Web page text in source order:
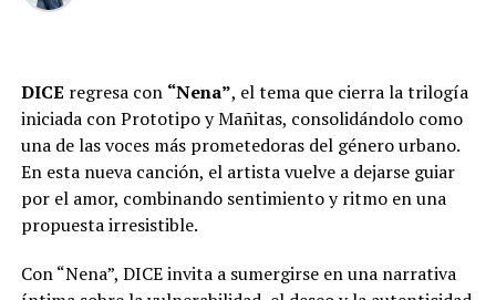
A diferencia de la película de 2023 “The Eras Tour” de
película debut de álbum que termina en primer lugar en
la taquilla nacional y es la película de debut de álbum
más taquillera, según AMC.
“Taylor Swift simplemente se da cuenta de lo
importante que es una sala de cine como referente
que ir a uno de sus conciertos”, dijo Paul Dergarabedian,
DICE regresa con “Nena”, el tema que cierra la trilogía
iniciada con Prototipo y Mañitas, consolidándolo como
una de las voces más prometedoras del género urbano.
En esta nueva canción, el artista vuelve a dejarse guiar
por el amor, combinando sentimiento y ritmo en una
propuesta irresistible.
Con “Nena”, DICE invita a sumergirse en una narrativa